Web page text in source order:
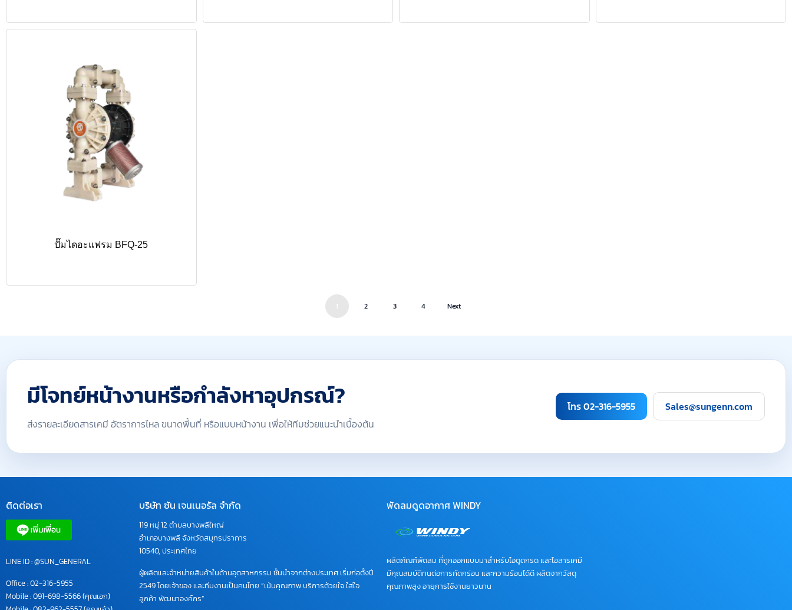
ปั๊มไดอะแฟรม BFQ-25
1 2 3 4 Next
มีโจทย์หน้างานหรือกำลังหาอุปกรณ์?
ส่งรายละเอียดสารเคมี อัตราการไหล ขนาดพื้นที่ หรือแบบหน้างาน เพื่อให้ทีมช่วยแนะนำเบื้องต้น
โทร 02-316-5955 Sales@sungenn.com
ติดต่อเรา
LINE ID : @SUN_GENERAL
Office :02-316-5955
Mobile :091-698-5566(คุณเอก)
บริษัท ซัน เจนเนอรัล จำกัด
119 หมู่ 12 ตำบลบางพลีใหญ่
อำเภอบางพลี จังหวัดสมุทรปราการ
10540, ประเทศไทย
ผู้ผลิตและจำหน่ายสินค้าในด้านอุตสาหกรรม ชั้นนำจากต่างประเทศ เริ่มก่อตั้งปี
2549 โดยเจ้าของ และทีมงานเป็นคนไทย “เน้นคุณภาพ บริการด้วยใจ ใส่ใจ
ลูกค้า พัฒนาองค์กร”
พัดลมดูดอากาศ WINDY
ผลิตภัณฑ์พัดลม ที่ถูกออกแบบมาสำหรับไอดูดกรด และไอสารเคมี
มีคุณสมบัติทนต่อการกัดกร่อน และความร้อนได้ดี ผลิตจากวัสดุ
คุณภาพสูง อายุการใช้งานยาวนาน